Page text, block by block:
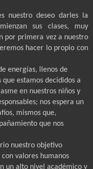
nuestro deseo darles la
sus clases, muy
por primera vez a nuestro
hacer lo propio con
energías, llenos de
estamos decididos a
en nuestros niños y
nos espera un
mismos que,
que nos
nuestro objetivo
valores humanos
un alto nivel académico y